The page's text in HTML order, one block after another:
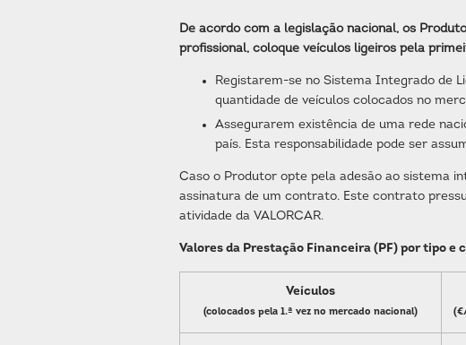
De acordo com a legislação nacional, os
profissional, coloque veículos ligeiros pela
Registarem-se no Sistema Integrado de
quantidade de veículos colocados no
Assegurarem existência de uma rede
país. Esta responsabilidade pode ser
Caso o Produtor opte pela adesão ao sistema
assinatura de um contrato. Este contrato
atividade da VALORCAR.
Valores da Prestação Financeira (PF) por tipo
Veículos
(colocados pela 1.ª vez no mercado nacional)